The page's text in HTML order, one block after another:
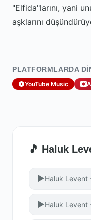
"Elfida"larını, yani
aşklarını
PLATFORMLARDA
YouTube Music
🎵 Haluk
▶Haluk Levent
▶Haluk Levent